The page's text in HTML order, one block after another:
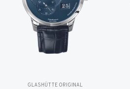
GLASHÜTTE ORIGINAL